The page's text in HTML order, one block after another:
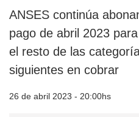
ANSES continúa
pago de abril 2023
el resto de las
siguientes en cobrar
26 de abril 2023 - 20:00hs